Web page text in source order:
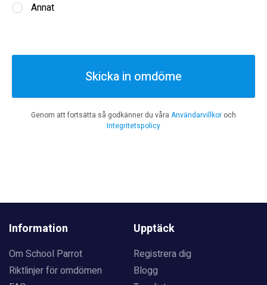
Annat
Skicka in omdöme
Genom att fortsätta så godkänner du våra Användarvillkor och
Integritetspolicy
Information
Om School Parrot
Riktlinjer för omdömen
Upptäck
Registrera dig
Blogg